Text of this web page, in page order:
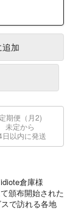
加
定期便（月2)
未定から
日以内に発送
倉庫様
頒布開始された
で訪れる各地